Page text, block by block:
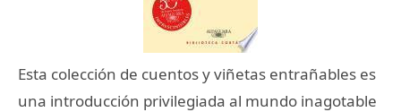
Esta colección de cuentos y viñetas entrañables es
una introducción privilegiada al mundo inagotable